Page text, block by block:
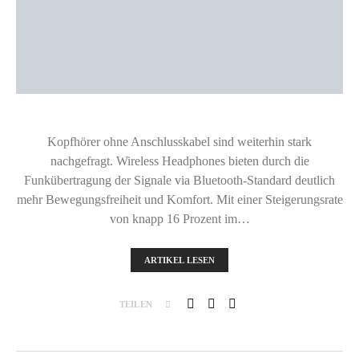
Kopfhörer ohne Anschlusskabel sind weiterhin stark
nachgefragt. Wireless Headphones bieten durch die
Funkübertragung der Signale via Bluetooth-Standard deutlich
mehr Bewegungsfreiheit und Komfort. Mit einer Steigerungsrate
von knapp 16 Prozent im…
ARTIKEL LESEN
TEILEN